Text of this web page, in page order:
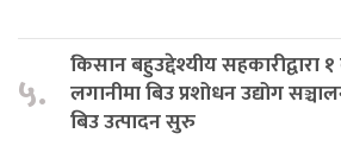
५.
किसान बहुउद्देश्यीय
लगानीमा बिउ प्रशोधन उद्योग
बिउ उत्पादन सुरु